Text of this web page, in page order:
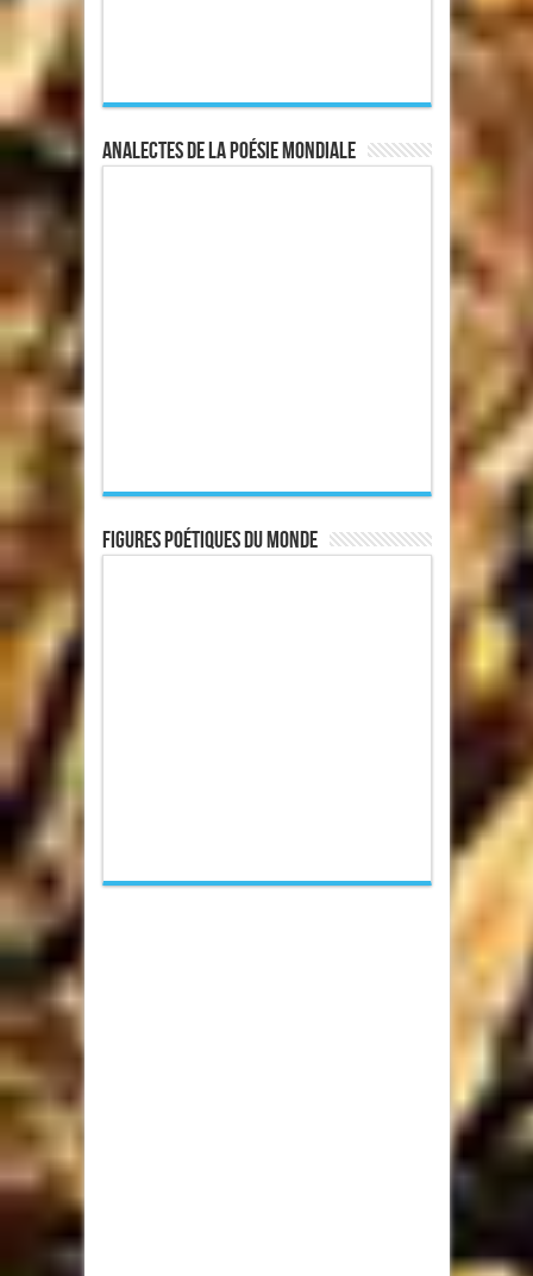
Analectes de la poésie mondiale
Figures poétiques du monde